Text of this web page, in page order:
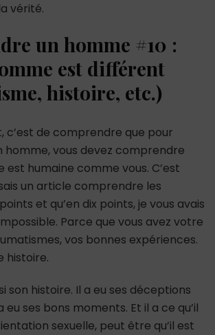
vérité.
un homme #10 :
est différent
histoire, etc.)
c’est de comprendre que pour
vous devez comprendre
est humaine comme vous. C’est
un article comprendre les
et qu’en dix points, je vous avais
Parce que vous avez votre
vos bonnes expériences.
histoire.
son histoire. Il a eu ses déceptions
eu ses bons moments. Et il a ce qu’il
sexuelle, peut être qu’il est